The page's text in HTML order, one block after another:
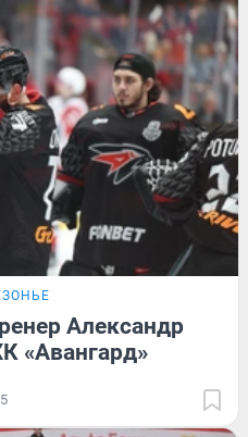
Александр
«Авангард»
5